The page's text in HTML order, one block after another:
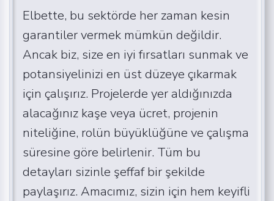
Elbette, bu sektörde her zaman kesin
garantiler vermek mümkün değildir.
Ancak biz, size en iyi fırsatları sunmak ve
potansiyelinizi en üst düzeye çıkarmak
için çalışırız. Projelerde yer aldığınızda
alacağınız kaşe veya ücret, projenin
niteliğine, rolün büyüklüğüne ve çalışma
süresine göre belirlenir. Tüm bu
detayları sizinle şeffaf bir şekilde
paylaşırız. Amacımız, sizin için hem keyifli